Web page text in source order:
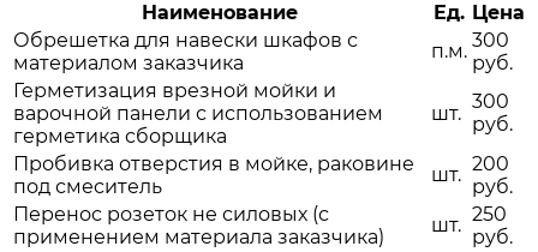
Наименование
Ед. Цена
Обрешетка для навески шкафов с
материалом заказчика
п.м. 300
руб.
Герметизация врезной мойки и
варочной панели с использованием
герметика сборщика
шт.
300
руб.
Пробивка отверстия в мойке, раковине
под смеситель
шт. 200
руб.
Перенос розеток не силовых (с
применением материала заказчика)
шт. 250
руб.